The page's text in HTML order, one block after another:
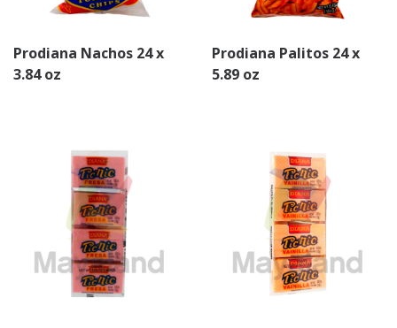
Prodiana Nachos 24 x
3.84 oz
Prodiana Palitos 24 x
5.89 oz